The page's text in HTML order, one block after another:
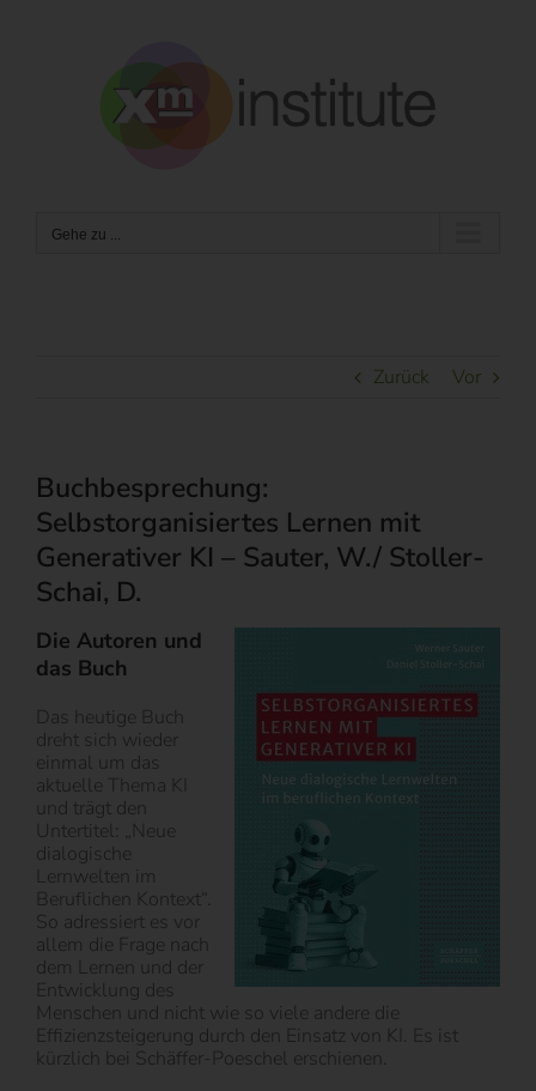
Gehe zu ...
Zurück Vor
Buchbesprechung:
Selbstorganisiertes Lernen mit
Generativer KI – Sauter, W./ Stoller-
Schai, D.
Die Autoren und
das Buch
Das heutige Buch
dreht sich wieder
einmal um das
aktuelle Thema KI
und trägt den
Untertitel: „Neue
dialogische
Lernwelten im
Beruflichen Kontext“.
So adressiert es vor
allem die Frage nach
dem Lernen und der
Entwicklung des
Menschen und nicht wie so viele andere die
Effizienzsteigerung durch den Einsatz von KI. Es ist
kürzlich bei Schäffer-Poeschel erschienen.